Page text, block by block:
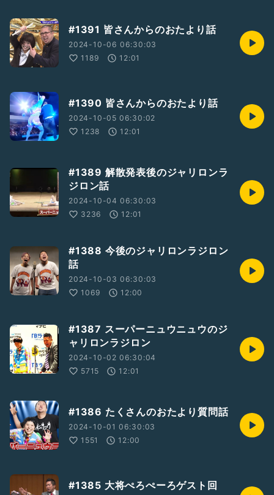
#1391 皆さんからのおたより話
2024-10-06 06:30:03
1189
12:01
#1390 皆さんからのおたより話
2024-10-05 06:30:02
1238
12:01
#1389 解散発表後のジャリロンラ
ジロン話
2024-10-04 06:30:03
3236
12:01
#1388 今後のジャリロンラジロン
話
2024-10-03 06:30:03
1069
12:00
#1387 スーパーニュウニュウのジ
ャリロンラジロン
2024-10-02 06:30:04
5715
12:01
#1386 たくさんのおたより質問話
2024-10-01 06:30:03
1551
12:00
#1385 大将ぺろぺーろゲスト回